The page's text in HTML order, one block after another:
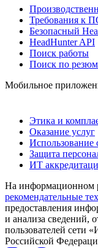
Требования к
Безопасный
HeadHunter API
Поиск работы
Поиск по
Мобильное
Этика и
Оказание услуг
Использование
Защита
ИТ
На информационном
рекомендательные
предоставления
и анализа сведений,
пользователей сети
Российской